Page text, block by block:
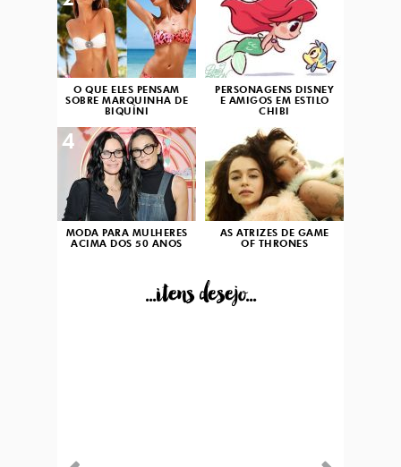
O QUE ELES PENSAM
SOBRE MARQUINHA DE
BIQUÍNI
PERSONAGENS DISNEY
E AMIGOS EM ESTILO
CHIBI
MODA PARA MULHERES
ACIMA DOS 50 ANOS
4
AS ATRIZES DE GAME
OF THRONES
...itens desejo...